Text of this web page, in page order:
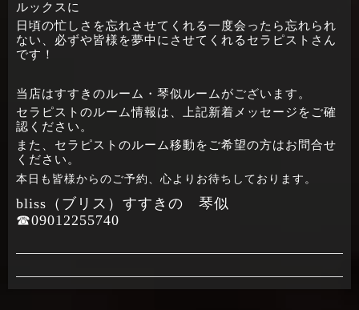
ルックスに
日頃の忙しさを忘れさせてくれる一度会ったら忘れられ
ない、必ずや皆様を夢中にさせてくれるセラピストさん
です！
当店はすすきのルーム・琴似ルームがございます。
セラピストのルーム情報は、上記新着メッセージをご確
認ください。
また、セラピストのルーム移動をご希望の方はお問合せ
ください。
本日も皆様からのご予約、心よりお待ちしております。
bliss（ブリス）すすきの 琴似
☎09012255740